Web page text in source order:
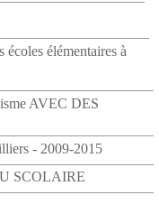
élémentaires à
AVEC DES
- 2009-2015
SCOLAIRE